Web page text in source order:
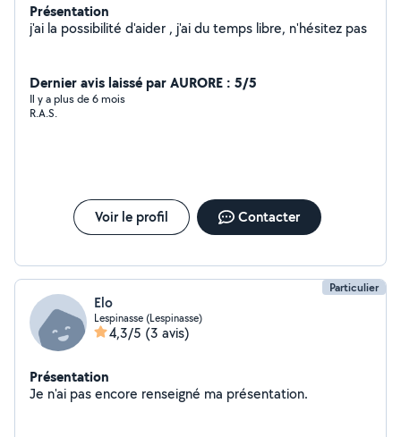
Présentation
j'ai la possibilité d'aider , j'ai du temps libre, n'hésitez pas
Dernier avis laissé par AURORE : 5/5
Il y a plus de 6 mois
R.A.S.
Voir le profil Contacter
Particulier
Elo
Lespinasse (Lespinasse)
4,3/5 (3 avis)
Présentation
Je n'ai pas encore renseigné ma présentation.